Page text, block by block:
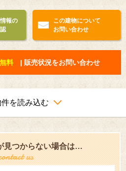
報の
この建物について
お問い合わせ
料 | 販売状況をお問い合わせ
を読み込む
見つからない場合は…